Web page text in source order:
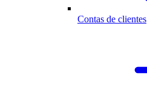
Contas de clientes